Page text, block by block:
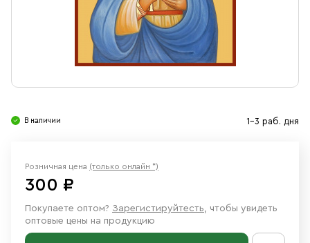
Ювелирные изделия
В наличии 1-3 раб. дня
Розничная цена (только онлайн *)
300 ₽
Покупаете оптом? Зарегистируйтесть, чтобы увидеть
оптовые цены на продукцию